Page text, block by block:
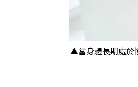
▲當身體長期處於